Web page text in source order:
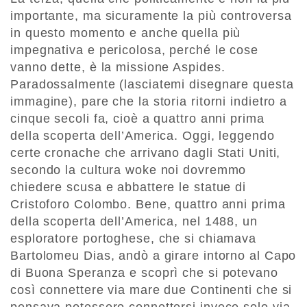
importante, ma sicuramente la più controversa
in questo momento e anche quella più
impegnativa e pericolosa, perché le cose
vanno dette, è la missione Aspides.
Paradossalmente (lasciatemi disegnare questa
immagine), pare che la storia ritorni indietro a
cinque secoli fa, cioè a quattro anni prima
della scoperta dell’America. Oggi, leggendo
certe cronache che arrivano dagli Stati Uniti,
secondo la cultura woke noi dovremmo
chiedere scusa e abbattere le statue di
Cristoforo Colombo. Bene, quattro anni prima
della scoperta dell’America, nel 1488, un
esploratore portoghese, che si chiamava
Bartolomeu Dias, andò a girare intorno al Capo
di Buona Speranza e scoprì che si potevano
così connettere via mare due Continenti che si